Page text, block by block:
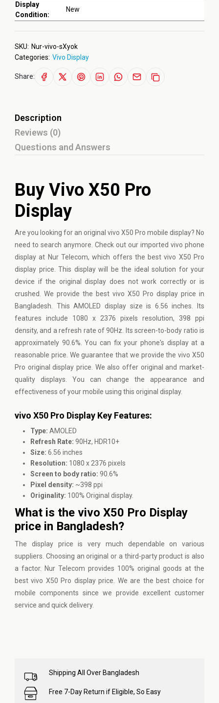
Display
Condition:
New
SKU: Nur-vivo-sXyok
Categories: Vivo Display
Share:
Description
Reviews (0)
Questions and Answers
Buy Vivo X50 Pro
Display
Are you looking for an original vivo X50 Pro mobile display? No
need to search anymore. Check out our imported vivo phone
display at Nur Telecom, which offers the best vivo X50 Pro
display price. This display will be the ideal solution for your
device if the original display does not work correctly or is
crushed. We provide the best vivo X50 Pro display price in
Bangladesh. This AMOLED display size is 6.56 inches. Its
features include 1080 x 2376 pixels resolution, 398 ppi
density, and a refresh rate of 90Hz. Its screen-to-body ratio is
approximately 90.6%. You can fix your phone's display at a
reasonable price. We guarantee that we provide the vivo X50
Pro original display price. We also offer original and market-
quality displays. You can change the appearance and
effectiveness of your mobile using this original display.
vivo X50 Pro Display Key Features:
Type: AMOLED
Refresh Rate: 90Hz, HDR10+
Size: 6.56 inches
Resolution: 1080 x 2376 pixels
Screen to body ratio: 90.6%
Pixel density: ~398 ppi
Originality: 100% Original display.
What is the vivo X50 Pro Display
price in Bangladesh?
The display price is very much dependable on various
suppliers. Choosing an original or a third-party product is also
a factor.
Nur Telecom provides 100% original goods at the
best vivo X50 Pro display price. We are the best choice for
mobile components since we provide excellent customer
service and quick delivery.
Shipping All Over Bangladesh
Free 7-Day Return if Eligible, So Easy